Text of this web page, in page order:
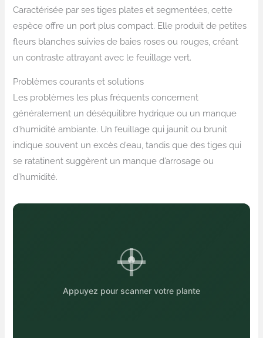
Caractérisée par ses tiges plates et segmentées, cette
espèce offre un port plus compact. Elle produit de petites
fleurs blanches suivies de baies roses ou rouges, créant
un contraste attrayant avec le feuillage vert.
Problèmes courants et solutions
Les problèmes les plus fréquents concernent
généralement un déséquilibre hydrique ou un manque
d’humidité ambiante. Un feuillage qui jaunit ou brunit
indique souvent un excès d’eau, tandis que des tiges qui
se ratatinent suggèrent un manque d’arrosage ou
d’humidité.
Appuyez pour scanner votre plante